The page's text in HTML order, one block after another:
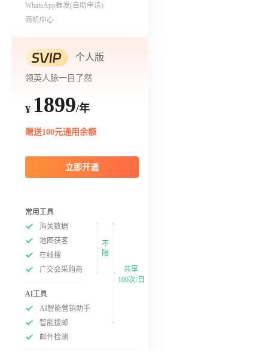
WhatsApp群发(自助申请)
商机中心
个人版
领英人脉一目了然
¥ 1899/年
赠送100元通用余额
立即开通
常用工具
海关数据
地图获客
在线搜
广交会采购商
不
限
AI工具
AI智能营销助手
智能搜邮
邮件检测
共享
100次/日